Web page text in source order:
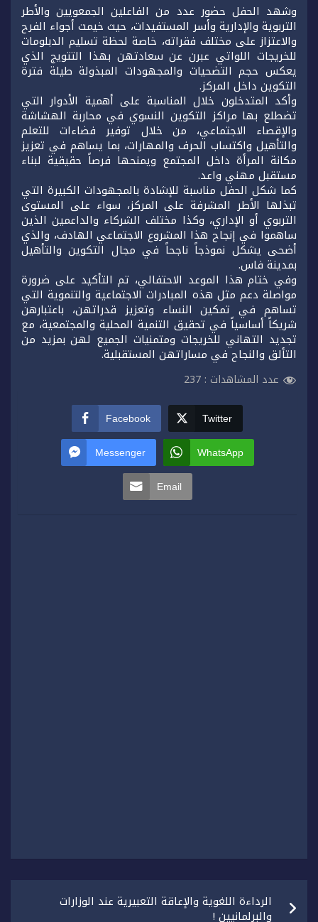
وشهد الحفل حضور عدد من الفاعلين الجمعويين والأطر
التربوية والإدارية وأسر المستفيدات، حيث خيمت أجواء الفرح
والاعتزاز على مختلف فقراته، خاصة لحظة تسليم الدبلومات
للخريجات اللواتي عبرن عن سعادتهن بهذا التتويج الذي
يعكس حجم التضحيات والمجهودات المبذولة طيلة فترة
التكوين داخل المركز.
وأكد المتدخلون خلال المناسبة على أهمية الأدوار التي
تضطلع بها مراكز التكوين النسوي في محاربة الهشاشة
والإقصاء الاجتماعي، من خلال توفير فضاءات للتعلم
والتأهيل واكتساب الحرف والمهارات، بما يساهم في تعزيز
مكانة المرأة داخل المجتمع ويمنحها فرصاً حقيقية لبناء
مستقبل مهني واعد.
كما شكل الحفل مناسبة للإشادة بالمجهودات الكبيرة التي
تبذلها الأطر المشرفة على المركز، سواء على المستوى
التربوي أو الإداري، وكذا مختلف الشركاء والداعمين الذين
ساهموا في إنجاح هذا المشروع الاجتماعي الهادف، والذي
أضحى يشكل نموذجاً ناجحاً في مجال التكوين والتأهيل
بمدينة فاس.
وفي ختام هذا الموعد الاحتفالي، تم التأكيد على ضرورة
مواصلة دعم مثل هذه المبادرات الاجتماعية والتنموية التي
تساهم في تمكين النساء وتعزيز قدراتهن، باعتبارهن
شريكاً أساسياً في تحقيق التنمية المحلية والمجتمعية، مع
تجديد التهاني للخريجات ومتمنيات الجميع لهن بمزيد من
التألق والنجاح في مساراتهن المستقبلية.
عدد المشاهدات : 237
Facebook Twitter
Messenger WhatsApp
Email
تصفّح
المقالاتالرداءة اللغوية والإعاقة التعبيرية عند الوزارات
والبرلمانيين !